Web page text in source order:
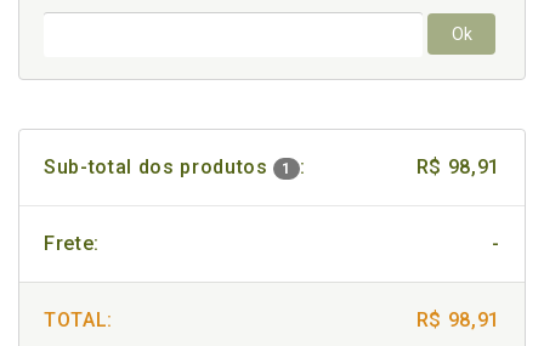
Ok
Sub-total dos produtos 1 : R$ 98,91
Frete: -
TOTAL: R$ 98,91